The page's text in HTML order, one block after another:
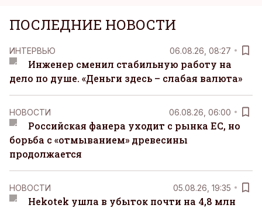
ПОСЛЕДНИЕ НОВОСТИ
ИНТЕРВЬЮ 06.08.26, 08:27
Инженер сменил стабильную работу на
дело по душе. «Деньги здесь – слабая валюта»
НОВОСТИ 06.08.26, 06:00
Российская фанера уходит с рынка ЕС, но
борьба с «отмыванием» древесины
продолжается
НОВОСТИ 05.08.26, 19:35
Hekotek ушла в убыток почти на 4,8 млн